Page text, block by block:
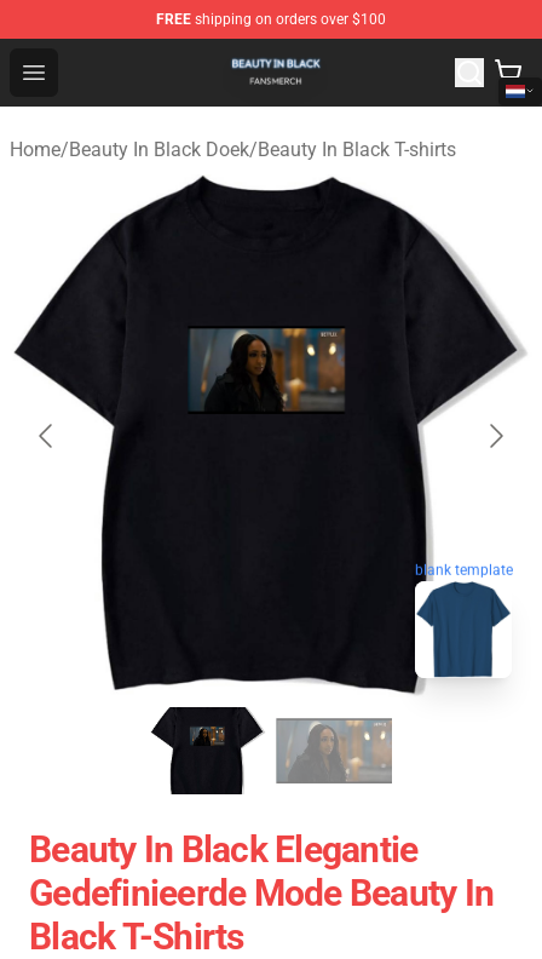
FREE shipping on orders over $100
Open menu
Beauty In Black Shop - Official Beauty In Black
Home/Beauty In Black Doek/Beauty In Black T-shirts
blank template
Beauty In Black Elegantie
Gedefinieerde Mode Beauty In
Black T-Shirts